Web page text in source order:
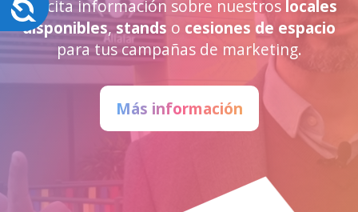
Solicita información sobre nuestros locales
disponibles, stands o cesiones de espacio
para tus campañas de marketing.
Más información